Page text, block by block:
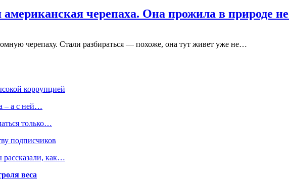
черепаха. Она прожила в природе
черепаху. Стали разбираться — похоже, она тут живет уже не…
коррупцией
– а с ней…
только…
подписчиков
как…
веса